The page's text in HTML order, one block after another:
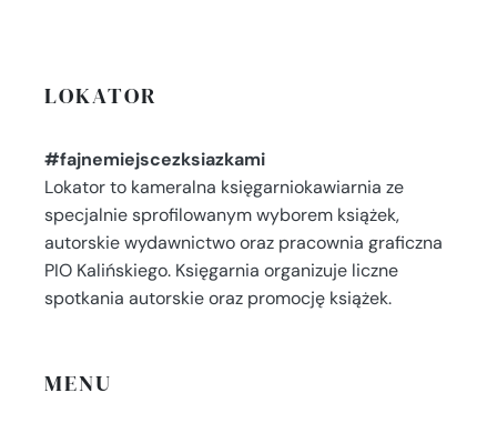
LOKATOR
#fajnemiejscezksiazkami
Lokator to kameralna księgarniokawiarnia ze
specjalnie sprofilowanym wyborem książek,
autorskie wydawnictwo oraz pracownia graficzna
PIO Kalińskiego. Księgarnia organizuje liczne
spotkania autorskie oraz promocję książek.
MENU